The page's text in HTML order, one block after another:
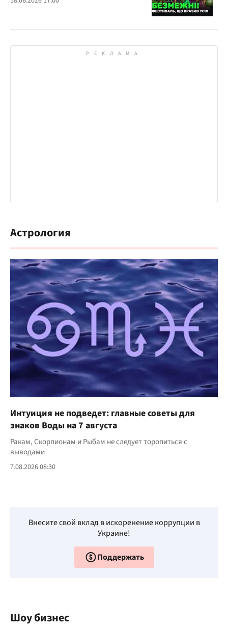
Астрология
Интуиция не подведет: главные советы для
знаков Воды на 7 августа
Ракам, Скорпионам и Рыбам не следует торопиться с
выводами
7.08.2026 08:30
Внесите свой вклад в искоренение коррупции в
Украине!
Поддержать
Шоу бизнес